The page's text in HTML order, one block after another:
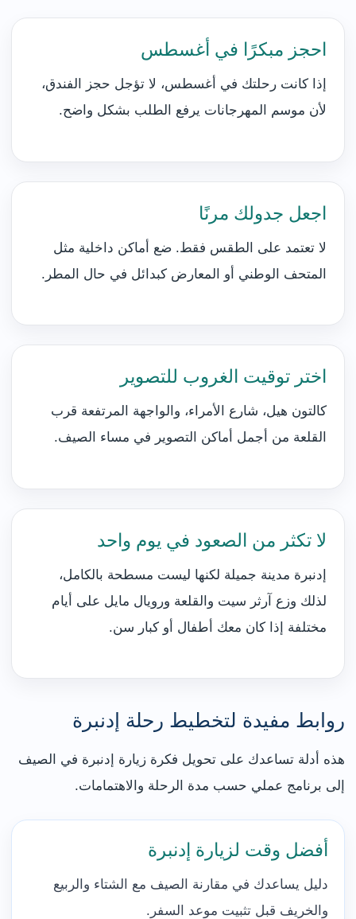
احجز مبكرًا في أغسطس
إذا كانت رحلتك في أغسطس، لا تؤجل حجز الفندق،
لأن موسم المهرجانات يرفع الطلب بشكل واضح.
اجعل جدولك مرنًا
لا تعتمد على الطقس فقط. ضع أماكن داخلية مثل
المتحف الوطني أو المعارض كبدائل في حال المطر.
اختر توقيت الغروب للتصوير
كالتون هيل، شارع الأمراء، والواجهة المرتفعة قرب
القلعة من أجمل أماكن التصوير في مساء الصيف.
لا تكثر من الصعود في يوم واحد
إدنبرة مدينة جميلة لكنها ليست مسطحة بالكامل،
لذلك وزع آرثر سيت والقلعة ورويال مايل على أيام
مختلفة إذا كان معك أطفال أو كبار سن.
روابط مفيدة لتخطيط رحلة إدنبرة
هذه أدلة تساعدك على تحويل فكرة زيارة إدنبرة في الصيف
إلى برنامج عملي حسب مدة الرحلة والاهتمامات.
أفضل وقت لزيارة إدنبرة
دليل يساعدك في مقارنة الصيف مع الشتاء والربيع
والخريف قبل تثبيت موعد السفر.